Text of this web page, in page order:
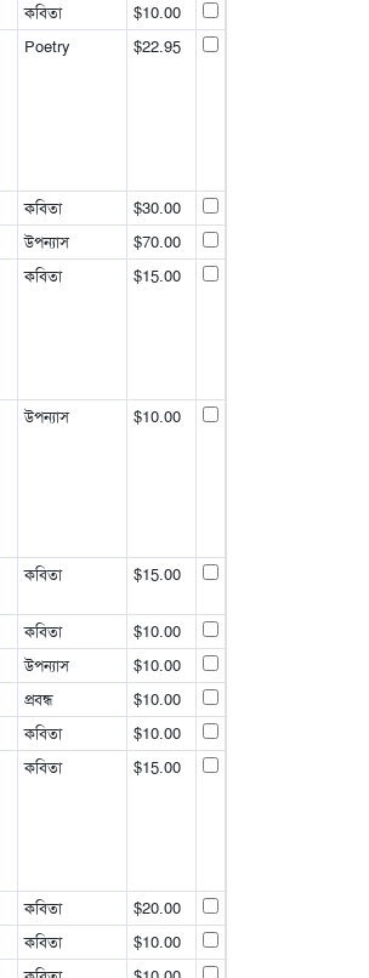
কবিতা
$10.00
Poetry $22.95
কবিতা
$30.00
উপন্যাস
$70.00
কবিতা $15.00
উপন্যাস $10.00
কবিতা $15.00
কবিতা
$10.00
উপন্যাস
$10.00
প্রবন্ধ
$10.00
কবিতা
$10.00
কবিতা $15.00
কবিতা
$20.00
কবিতা
$10.00